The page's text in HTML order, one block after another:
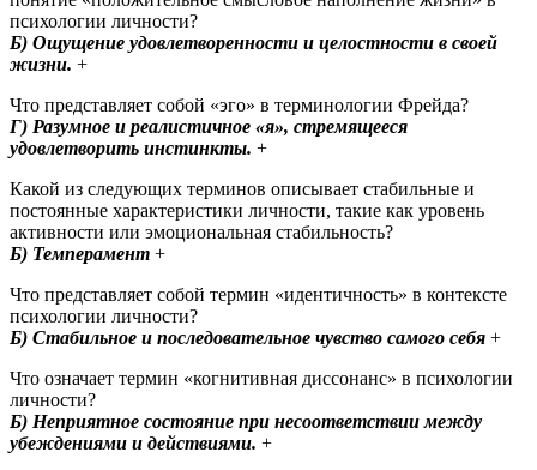
психологии личности?
Б) Ощущение удовлетворенности и целостности в своей
жизни. +
Что представляет собой «эго» в терминологии Фрейда?
Г) Разумное и реалистичное «я», стремящееся
удовлетворить инстинкты. + ​
Какой из следующих терминов описывает стабильные и
постоянные характеристики личности, такие как уровень
активности или эмоциональная стабильность?
Б) Темперамент +
Что представляет собой термин «идентичность» в контексте
психологии личности?
Б) Стабильное и последовательное чувство самого себя +
Что означает термин «когнитивная диссонанс» в психологии
личности?
Б) Неприятное состояние при несоответствии между
убеждениями и действиями. + ​